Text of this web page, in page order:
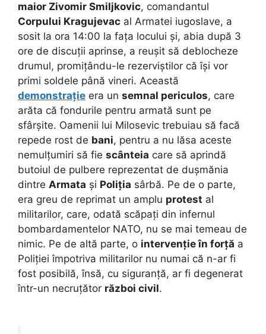
maior Zivomir Smiljkovic, comandantul
Corpului Kragujevac al Armatei iugoslave, a
sosit la ora 14:00 la fața locului și, abia după 3
ore de discuții aprinse, a reușit să deblocheze
drumul, promițându-le rezerviștilor că își vor
primi soldele până vineri. Această
demonstrație era un semnal periculos, care
arăta că fondurile pentru armată sunt pe
sfârșite. Oamenii lui Milosevic trebuiau să facă
repede rost de bani, pentru a nu lăsa aceste
nemulțumiri să fie scânteia care să aprindă
butoiul de pulbere reprezentat de dușmănia
dintre Armata și Poliția sârbă. Pe de o parte,
era greu de reprimat un amplu protest al
militarilor, care, odată scăpați din infernul
bombardamentelor NATO, nu se mai temeau de
nimic. Pe de altă parte, o intervenție în forță a
Poliției împotriva militarilor nu numai că n-ar fi
fost posibilă, însă, cu siguranță, ar fi degenerat
într-un necruțător război civil.